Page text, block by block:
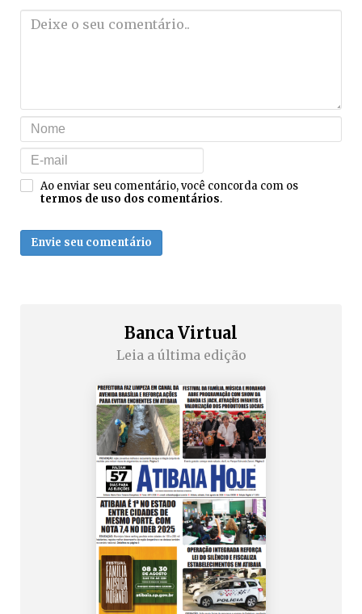
Ao enviar seu comentário, você concorda com os
termos de uso dos comentários.
Envie seu comentário
Banca Virtual
Leia a última edição